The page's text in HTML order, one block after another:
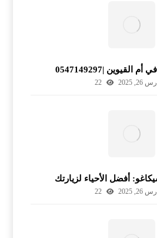
|0547149297
26, 2025
22
أفضل الأحياء لزيارتك
26, 2025
22